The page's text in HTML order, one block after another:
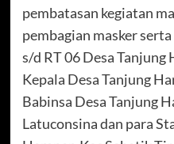
pembatasan kegiatan
pembagian masker
s/d RT 06 Desa Tanjung
Kepala Desa Tanjung
Babinsa Desa Tanjung
Latuconsina dan para